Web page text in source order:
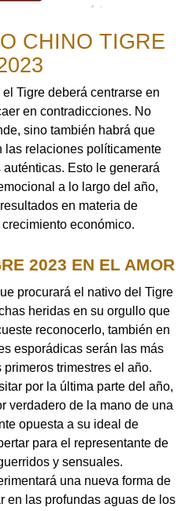
CHINO TIGRE
Tigre deberá centrarse en
en contradicciones. No
sino también habrá que
las relaciones políticamente
Esto le generará
a lo largo del año,
en materia de
económico.
2023 EN EL AMOR
procurará el nativo del Tigre
heridas en su orgullo que
reconocerlo, también en
esporádicas serán las más
trimestres el año.
por la última parte del año,
verdadero de la mano de una
opuesta a su ideal de
para el representante de
y sensuales.
una nueva forma de
en las profundas aguas de los